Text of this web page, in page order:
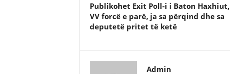
Publikohet Exit Poll-i i Baton Haxhiut,
VV forcë e parë, ja sa përqind dhe sa
deputetë pritet të ketë
Admin